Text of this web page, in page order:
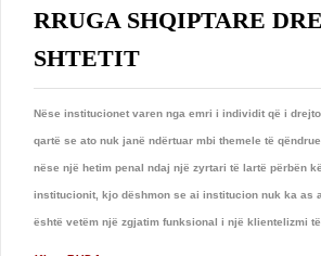
RRUGA SHQIPTARE
SHTETIT
Nëse institucionet varen nga emri i individit që i
qartë se ato nuk janë ndërtuar mbi themele të
nëse një hetim penal ndaj një zyrtari të lartë përbën
institucionit, kjo dëshmon se ai institucion nuk ka as
është vetëm një zgjatim funksional i një klientelizmi